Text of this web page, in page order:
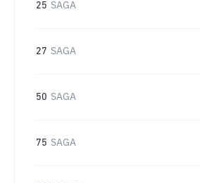
25 SAGA
27 SAGA
50 SAGA
75 SAGA